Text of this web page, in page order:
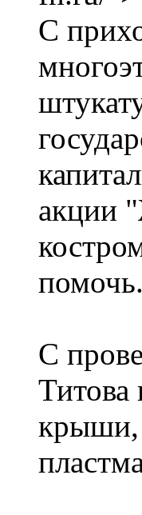
С
акции
С
Титова
крыши,